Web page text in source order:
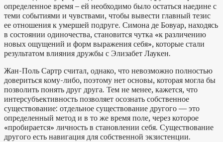
определенное время – ей необходимо было остаться наедине с
теми событиями и чувствами, чтобы вывести главный тезис
ее отношения к умершей подруге. Симона де Бовуар, находясь
в состоянии одиночества, становится чутка «к различению
новых ощущений и форм выражения себя», которые стали
результатом влияния дружбы с Элизабет Лаукен.
Жан-Поль Сартр считал, однако, что невозможно полностью
довериться кому-либо, поэтому нет основы, которая могла бы
позволить понять друг друга. Тем не менее, кажется, что
интерсубъективность позволяет осознать собственное
существование: отдельное существование другого — это
определенный метод и в то же время поле, через которое
«пробирается» личность в становлении себя. Существование
другого есть навигация для собственной экзистенции.